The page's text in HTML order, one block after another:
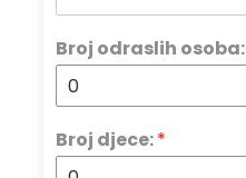
Broj odraslih osoba:
0
Broj djece:*